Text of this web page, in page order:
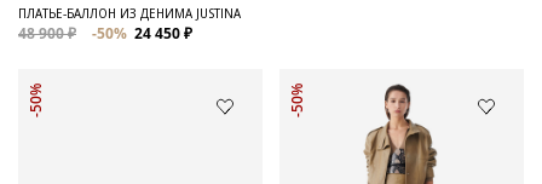
ПЛАТЬЕ-БАЛЛОН ИЗ ДЕНИМА JUSTINA
48 900 ₽ -50% 24 450 ₽
-50% -50%